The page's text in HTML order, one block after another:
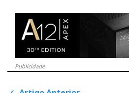
Publicidade